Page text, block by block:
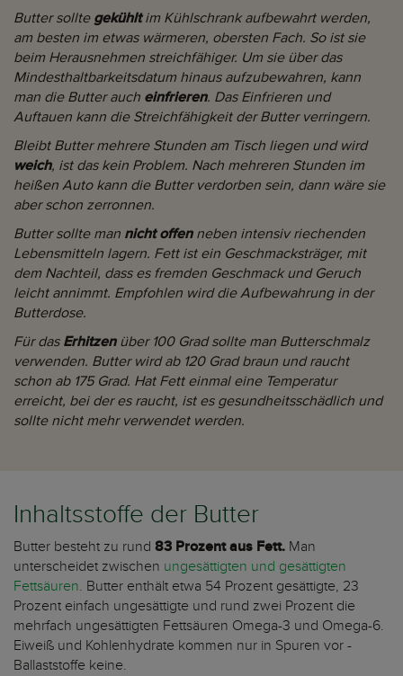
Butter sollte gekühltim Kühlschrank aufbewahrt werden,
am besten im etwas wärmeren, obersten Fach. So ist sie
beim Herausnehmen streichfähiger. Um sie über das
Mindesthaltbarkeitsdatum hinaus aufzubewahren, kann
man die Butter auch einfrieren. Das Einfrieren und
Auftauen kann die Streichfähigkeit der Butter verringern.
Bleibt Butter mehrere Stunden am Tisch liegen und wird
weich, ist das kein Problem. Nach mehreren Stunden im
heißen Auto kann die Butter verdorben sein, dann wäre sie
aber schon zerronnen.
Butter sollte man nicht offenneben intensiv riechenden
Lebensmitteln lagern. Fett ist ein Geschmacksträger, mit
dem Nachteil, dass es fremden Geschmack und Geruch
leicht annimmt. Empfohlen wird die Aufbewahrung in der
Butterdose.
Für das Erhitzen über 100 Grad sollte man Butterschmalz
verwenden. Butter wird ab 120 Grad braun und raucht
schon ab 175 Grad. Hat Fett einmal eine Temperatur
erreicht, bei der es raucht, ist es gesundheitsschädlich und
sollte nicht mehr verwendet werden.
Inhaltsstoffe der Butter
Butter besteht zu rund 83 Prozent aus Fett. Man
unterscheidet zwischen ungesättigten und gesättigten
Fettsäuren. Butter enthält etwa 54 Prozent gesättigte, 23
Prozent einfach ungesättigte und rund zwei Prozent die
mehrfach ungesättigten Fettsäuren Omega-3 und Omega-6.
Eiweiß und Kohlenhydrate kommen nur in Spuren vor -
Ballaststoffe keine.